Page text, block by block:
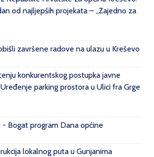
od najljepših projekata – „Zajedno za
završene radove na ulazu u Kreševo
konkurentskog postupka javne
parking prostora u Ulici fra Grge
- Bogat program Dana općine
lokalnog puta u Gunjanima